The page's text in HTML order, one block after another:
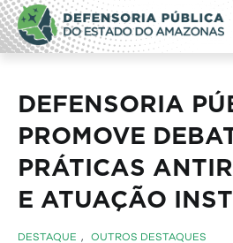
Pular
para
o
conteúdo
Defensoria Pública
Amazonas
DEFENSORIA
PROMOVE
PRÁTICAS
E ATUAÇÃO
DESTAQUE , OUTROS DESTAQUES